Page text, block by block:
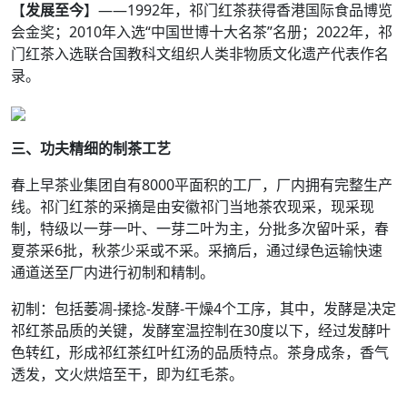
【发展至今】——1992年，祁门红茶获得香港国际食品博览
会金奖；2010年入选“中国世博十大名茶”名册；2022年，祁
门红茶入选联合国教科文组织人类非物质文化遗产代表作名
录。
三、功夫精细的制茶工艺
春上早茶业集团自有8000平面积的工厂，厂内拥有完整生产
线。祁门红茶的采摘是由安徽祁门当地茶农现采，现采现
制，特级以一芽一叶、一芽二叶为主，分批多次留叶采，春
夏茶采6批，秋茶少采或不采。采摘后，通过绿色运输快速
通道送至厂内进行初制和精制。
初制：包括萎凋-揉捻-发酵-干燥4个工序，其中，发酵是决定
祁红茶品质的关键，发酵室温控制在30度以下，经过发酵叶
色转红，形成祁红茶红叶红汤的品质特点。茶身成条，香气
透发，文火烘焙至干，即为红毛茶。